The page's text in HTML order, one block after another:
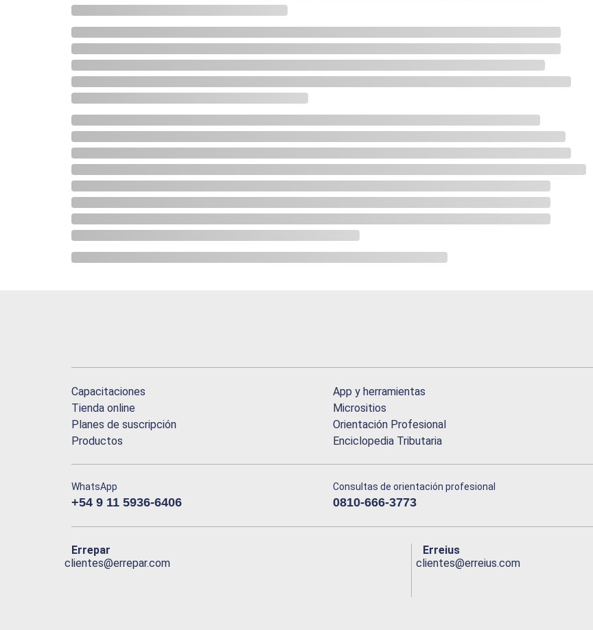
Capacitaciones
Tienda online
Planes de suscripción
Productos
App y herramientas
Micrositios
Orientación Profesional
Enciclopedia Tributaria
WhatsApp
+54 9 11 5936-6406
Consultas de orientación profesional
0810-666-3773
Errepar
clientes@errepar.com
Erreius
clientes@erreius.com